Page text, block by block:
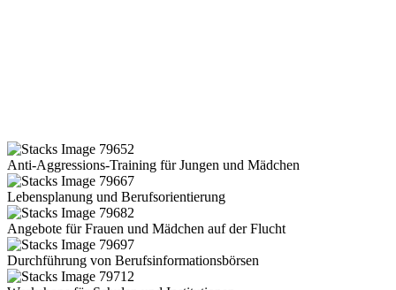
Anti-Aggressions-Training für Jungen und Mädchen
Lebensplanung und Berufsorientierung
Angebote für Frauen und Mädchen auf der Flucht
Durchführung von Berufsinformationsbörsen